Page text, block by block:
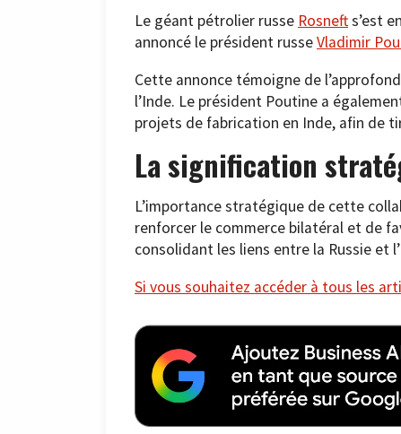
Le géant pétrolier russe Rosnefts’est
annoncé le président russeVladimir
Cette annonce témoigne de
l’Inde. Le président Poutine a
projets de fabrication en Inde, afin de
La signification
L’importance stratégique de cette
renforcer le commerce bilatéral et de
consolidant les liens entre la Russie et
Si vous souhaitez accéder à tous les